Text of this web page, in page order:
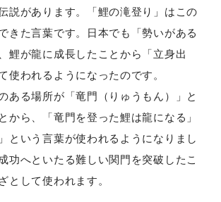
説があります。「鯉の滝登り」はこの
きた言葉です。日本でも「勢いがある
鯉が龍に成長したことから「立身出
使われるようになったのです。
ある場所が「竜門（りゅうもん）」と
から、「竜門を登った鯉は龍になる」
という言葉が使われるようになりまし
功へといたる難しい関門を突破したこ
として使われます。